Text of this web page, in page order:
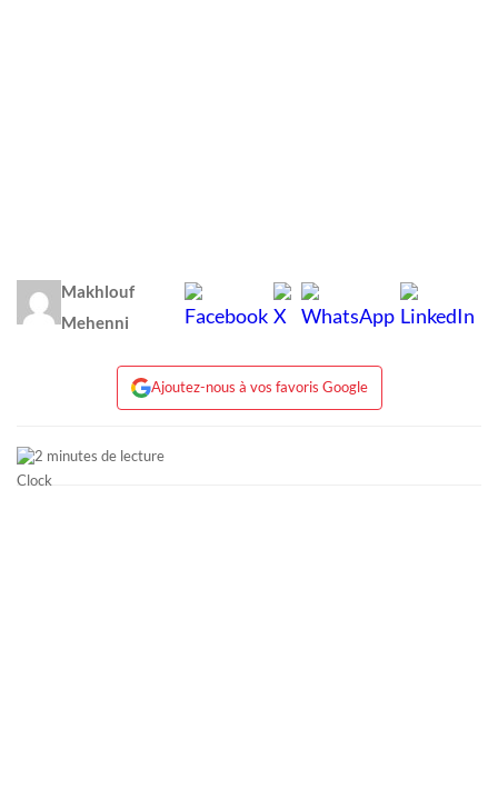
Makhlouf
Mehenni
Ajoutez-nous à vos favoris Google
2 minutes de lecture